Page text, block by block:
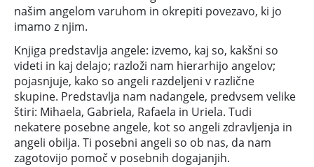
našim angelom varuhom in okrepiti povezavo, ki jo
imamo z njim.
Knjiga predstavlja angele: izvemo, kaj so, kakšni so
videti in kaj delajo; razloži nam hierarhijo angelov;
pojasnjuje, kako so angeli razdeljeni v različne
skupine. Predstavlja nam nadangele, predvsem velike
štiri: Mihaela, Gabriela, Rafaela in Uriela. Tudi
nekatere posebne angele, kot so angeli zdravljenja in
angeli obilja. Ti posebni angeli so ob nas, da nam
zagotovijo pomoč v posebnih dogajanjih.